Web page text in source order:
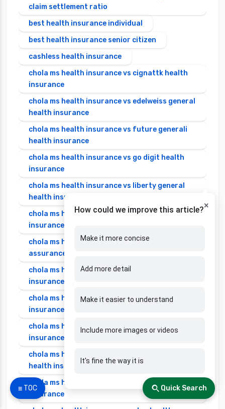
☰ TOC
claim settlement ratio
best health insurance individual
best health insurance senior citizen
cashless health insurance
chola ms health insurance vs cignattk health
insurance
chola ms health insurance vs edelweiss general
health insurance
chola ms health insurance vs future generali
health insurance
chola ms health insurance vs go digit health
insurance
chola ms health insurance vs liberty general
health insurance
chola ms health insurance vs magma hdi health
insurance
chola ms health insurance vs new india
assurance health insurance
chola ms health insurance vs niva bupa health
insurance
chola ms health insurance vs oriental health
insurance
chola ms health insurance vs reliance health
insurance
chola ms health insurance vs royal sundaram
health insurance
chola ms health insurance vs sbi general health
insurance
×
How could we improve this article?
Make it more concise
Add more detail
Make it easier to understand
Include more images or videos
It's fine the way it is
Quick Search